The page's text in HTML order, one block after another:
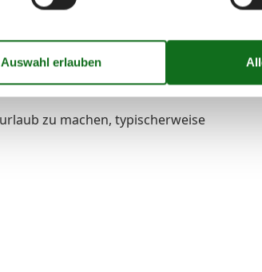
zu machen, typischerweise